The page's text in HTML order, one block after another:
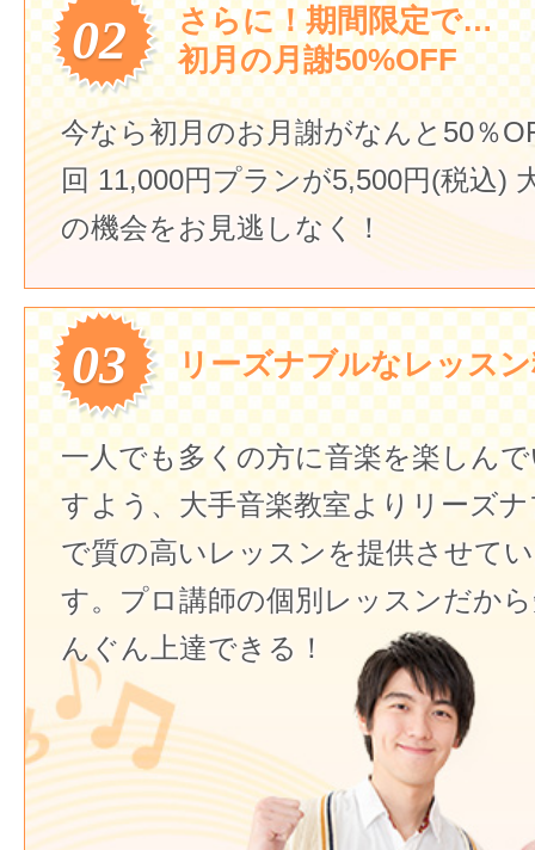
02
さらに！期間限定で…
初月の月謝50%OFF
今なら初月のお月謝がなんと50％
回 11,000円プランが5,500円(税込)
の機会をお見逃しなく！
03 リーズナブルなレッス
一人でも多くの方に音楽を楽しん
すよう、大手音楽教室よりリーズ
で質の高いレッスンを提供させて
す。プロ講師の個別レッスンだか
んぐん上達できる！